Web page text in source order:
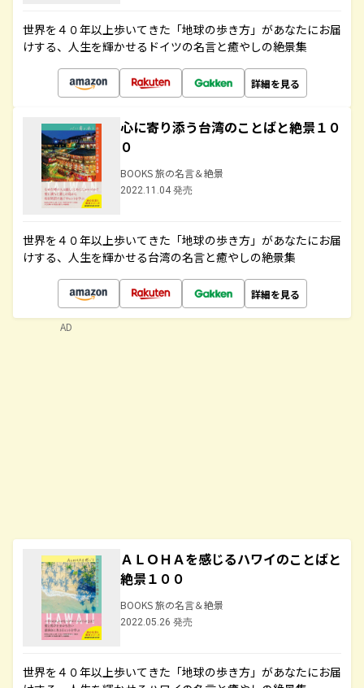
世界を４０年以上歩いてきた「地球の歩き方」があなたにお届
けする、人生を輝かせるドイツの名言と癒やしの絶景集
詳細を見る
心に寄り添う台湾のことばと絶景１０
０
BOOKS 旅の名言＆絶景
2022.11.04 発売
世界を４０年以上歩いてきた「地球の歩き方」があなたにお届
けする、人生を輝かせる台湾の名言と癒やしの絶景集
詳細を見る
ＡＬＯＨＡを感じるハワイのことばと
絶景１００
BOOKS 旅の名言＆絶景
2022.05.26 発売
世界を４０年以上歩いてきた「地球の歩き方」があなたにお届
AD